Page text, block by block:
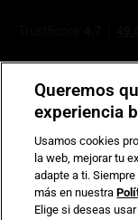
Compromiso de
Queremos
experiencia
Usamos cookies
la web, mejorar tu
adapte a ti.
más en nuestra
Elige si deseas